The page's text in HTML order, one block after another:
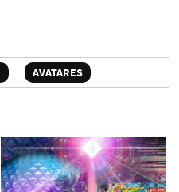
AVATARES